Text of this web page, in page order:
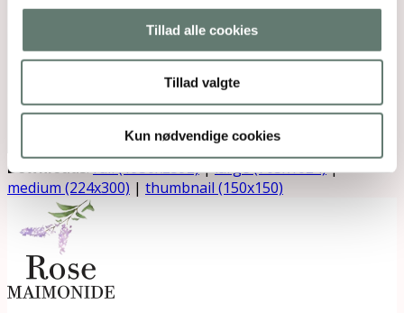
Tillad alle cookies
Tillad valgte
Kun nødvendige cookies
Downloads:full (1936x2592)|large (765x1024)|
medium (224x300) | thumbnail (150x150)